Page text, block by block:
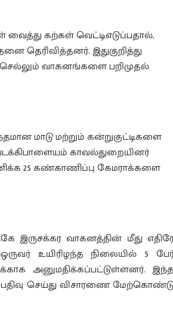
வைத்து கற்கள் வெட்டிஎடுப்பதால்,
தெரிவித்தனர். இதுகுறித்து
செல்லும் வாகனங்களை பறிமுதல்
மாடு மற்றும் கன்றுகுட்டிகளை
காவல்துறையினர்
25 கண்காணிப்பு கேமராக்களை
இருசக்கர வாகனத்தின் மீது
உயிரிழந்த நிலையில் 5
அனுமதிக்கப்பட்டுள்ளனர். இந்த
செய்து விசாரணை